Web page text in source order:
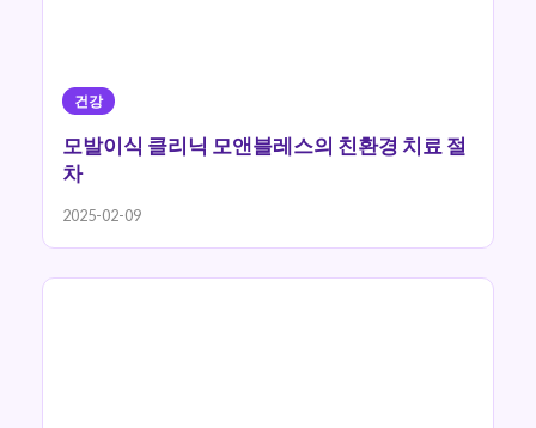
건강
모발이식 클리닉 모앤블레스의 친환경 치료 절
차
2025-02-09